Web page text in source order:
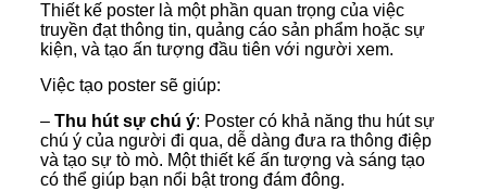
Thiết kế poster là một phần quan trọng của việc
truyền đạt thông tin, quảng cáo sản phẩm hoặc sự
kiện, và tạo ấn tượng đầu tiên với người xem.
Việc tạo poster sẽ giúp:
– Thu hút sự chú ý: Poster có khả năng thu hút sự
chú ý của người đi qua, dễ dàng đưa ra thông điệp
và tạo sự tò mò. Một thiết kế ấn tượng và sáng tạo
có thể giúp bạn nổi bật trong đám đông.